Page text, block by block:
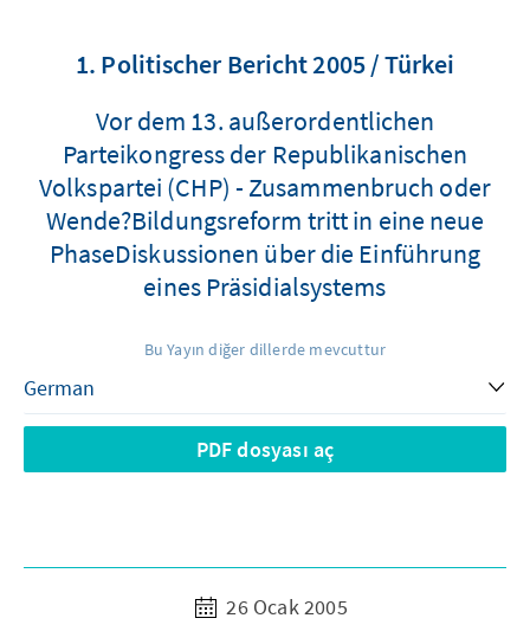
1. Politischer Bericht 2005 / Türkei
Vor dem 13. außerordentlichen
Parteikongress der Republikanischen
Volkspartei (CHP) - Zusammenbruch oder
Wende?Bildungsreform tritt in eine neue
PhaseDiskussionen über die Einführung
eines Präsidialsystems
Bu Yayın diğer dillerde mevcuttur
PDF dosyası aç
26 Ocak 2005